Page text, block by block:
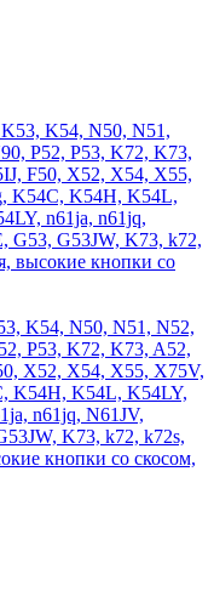
K54, N50, N51, N52,
P53, K72, K73, A52,
X52, X54, X55, X75V,
K54H, K54L, K54LY,
n61jq, N61JV,
K73, k72, k72s,
кнопки со скосом,